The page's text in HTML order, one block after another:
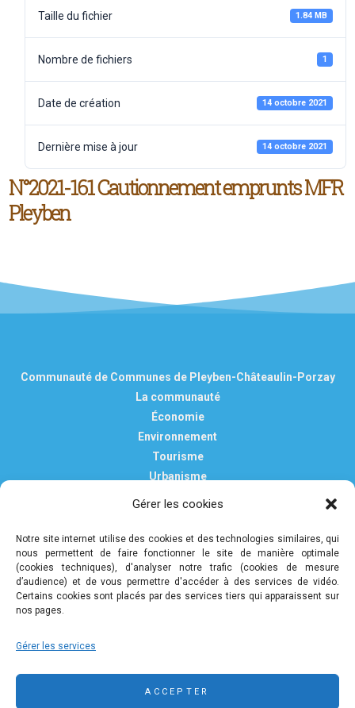
Gérer les cookies
Notre site internet utilise des cookies et des technologies similaires, qui
nous permettent de faire fonctionner le site de manière optimale
(cookies techniques), d'analyser notre trafic (cookies de mesure
d’audience) et de vous permettre d'accéder à des services de vidéo.
Certains cookies sont placés par des services tiers qui apparaissent sur
nos pages.
Gérer les services
ACCEPTER
Taille du fichier 1.84 MB
Nombre de fichiers 1
Date de création 14 octobre 2021
Dernière mise à jour 14 octobre 2021
N°2021-161 Cautionnement emprunts MFR
Pleyben
Communauté de Communes de Pleyben-Châteaulin-Porzay
La communauté
Économie
Environnement
Tourisme
Urbanisme
Mentions légales
Politique de confidentialité et de protection des données
personnelles